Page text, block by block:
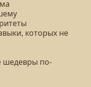
которых не
шедевры по-